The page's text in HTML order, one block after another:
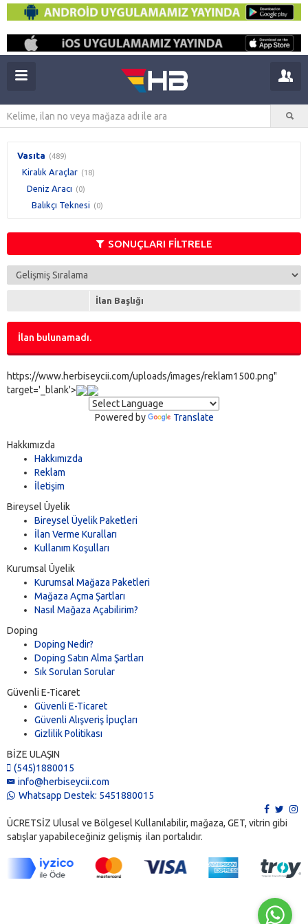
Vasıta (489)
Kiralık Araçlar (18)
Deniz Aracı (0)
Balıkçı Teknesi (0)
SONUÇLARI FİLTRELE
İlan Başlığı
İlan bulunamadı.
https://www.herbiseycii.com/uploads/images/reklam1500.png"
target='_blank'>
Powered by Translate
Hakkımızda
Hakkımızda
Reklam
İletişim
Bireysel Üyelik
Bireysel Üyelik Paketleri
İlan Verme Kuralları
Kullanım Koşulları
Kurumsal Üyelik
Kurumsal Mağaza Paketleri
Mağaza Açma Şartları
Nasıl Mağaza Açabilirim?
Doping
Doping Nedir?
Doping Satın Alma Şartları
Sık Sorulan Sorular
Güvenli E-Ticaret
Güvenli E-Ticaret
Güvenli Alışveriş İpuçları
Gizlilik Politikası
BİZE ULAŞIN
(545)1880015
info@herbiseycii.com
Whatsapp Destek: 5451880015
ÜCRETSİZ Ulusal ve Bölgesel Kullanılabilir, mağaza, GET, vitrin gibi
satışlar yapabileceğiniz gelişmiş ilan portalıdır.